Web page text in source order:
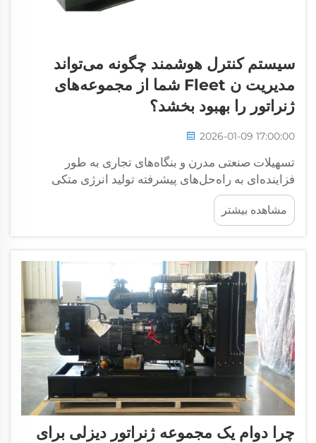
سیستم کنترل هوشمند چگونه می‌تواند
مدیریت ن Fleet شما از مجموعه‌های
ژنراتور را بهبود بخشد؟
2026-01-09 17:00:00
تسهیلات صنعتی مدرن و بنگاه‌های تجاری به طور
فزاینده‌ای به راه‌حل‌های پیشرفته تولید انرژی متکی
هستند تا عملیات بدون وقفه خود را حفظ کنند. مدیریت
چندین واحد دیزل‌ژنراتور در مکان‌های مختلف چالش‌های
پیچیده‌ای ایجاد می‌کند که...
مشاهده بیشتر
چرا دوام یک مجموعه ژنراتور دیزلی برای